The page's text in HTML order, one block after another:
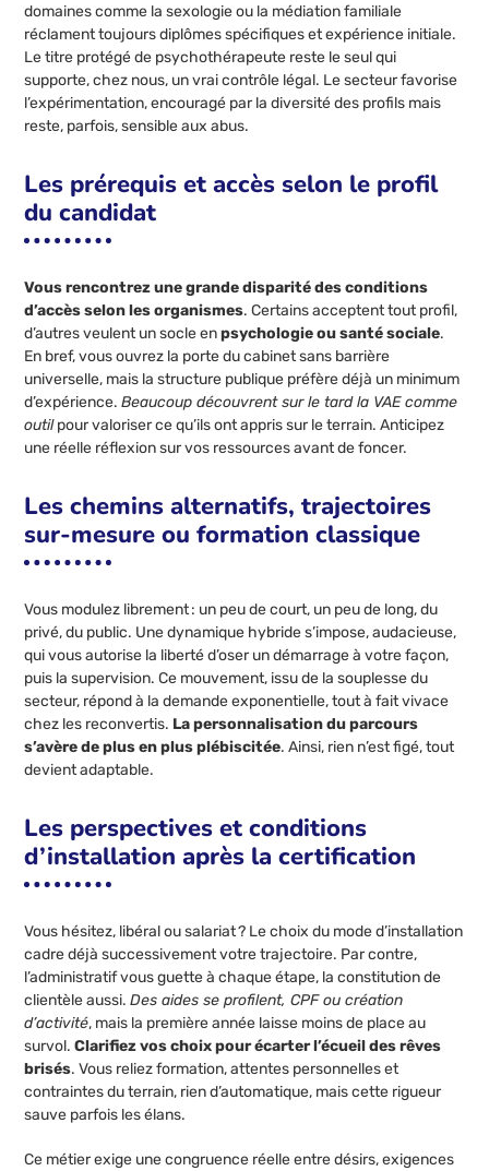
domaines comme la sexologie ou la médiation familiale
réclament toujours diplômes spécifiques et expérience initiale.
Le titre protégé de psychothérapeute reste le seul qui
supporte, chez nous, un vrai contrôle légal. Le secteur favorise
l’expérimentation, encouragé par la diversité des profils mais
reste, parfois, sensible aux abus.
Les prérequis et accès selon le profil
du candidat
Vous rencontrez une grande disparité des conditions
d’accès selon les organismes. Certains acceptent tout profil,
d’autres veulent un socle enpsychologie ou santé sociale.
En bref, vous ouvrez la porte du cabinet sans barrière
universelle, mais la structure publique préfère déjà un minimum
d’expérience.Beaucoup découvrent sur le tard la VAE comme
outilpour valoriser ce qu’ils ont appris sur le terrain. Anticipez
une réelle réflexion sur vos ressources avant de foncer.
Les chemins alternatifs, trajectoires
sur-mesure ou formation classique
Vous modulez librement : un peu de court, un peu de long, du
privé, du public. Une dynamique hybride s’impose, audacieuse,
qui vous autorise la liberté d’oser un démarrage à votre façon,
puis la supervision. Ce mouvement, issu de la souplesse du
secteur, répond à la demande exponentielle, tout à fait vivace
chez les reconvertis. La personnalisation du parcours
s’avère de plus en plus plébiscitée. Ainsi, rien n’est figé, tout
devient adaptable.
Les perspectives et conditions
d’installation après la certification
Vous hésitez, libéral ou salariat ? Le choix du mode d’installation
cadre déjà successivement votre trajectoire. Par contre,
l’administratif vous guette à chaque étape, la constitution de
clientèle aussi.Des aides se profilent, CPF ou création
d’activité, mais la première année laisse moins de place au
survol.Clarifiez vos choix pour écarter l’écueil des rêves
brisés. Vous reliez formation, attentes personnelles et
contraintes du terrain, rien d’automatique, mais cette rigueur
sauve parfois les élans.
Ce métier exige une congruence réelle entre désirs, exigences